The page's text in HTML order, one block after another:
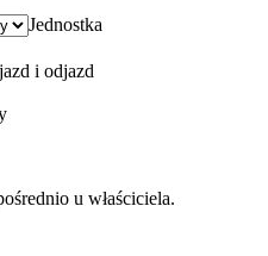
Jednostka
i odjazd
u właściciela.